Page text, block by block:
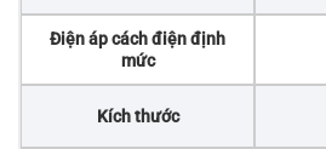
Điện áp cách điện định
mức
Kích thước